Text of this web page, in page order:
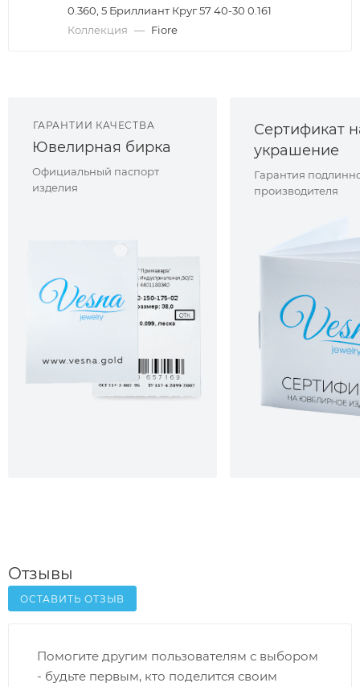
0.360, 5 Бриллиант Круг 57 40-30 0.161
Коллекция — Fiore
ГАРАНТИИ КАЧЕСТВА
Ювелирная бирка
Официальный паспорт
изделия
Сертификат
украшение
Гарантия
производителя
Отзывы
ОСТАВИТЬ ОТЗЫВ
Помогите другим пользователям с выбором
- будьте первым, кто поделится своим